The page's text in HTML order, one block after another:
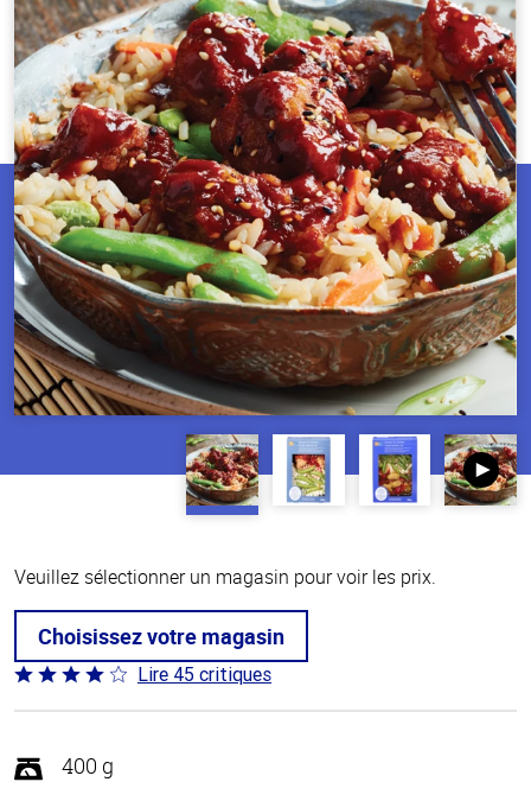
Veuillez sélectionner un magasin pour voir les prix.
Choisissez votre magasin
Coté
4.1 sur
Lire 45 critiques
400 g